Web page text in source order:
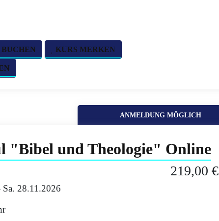
BUCHEN KURS MERKEN
ANMELDUNG MÖGLICH
"Bibel und Theologie" Online
Sa. 28.11.2026
219,00 €